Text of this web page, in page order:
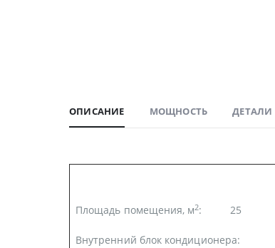
ОПИСАНИЕ МОЩНОСТЬ ДЕТАЛИ
Площадь помещения, м2: 25
Внутренний блок кондиционера: